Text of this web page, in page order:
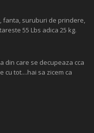
fanta, suruburi de prindere,
55 Lbs adica 25 kg.
din care se decupeaza cca
cu tot....hai sa zicem ca